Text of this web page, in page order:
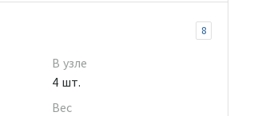
8
В узле
4 шт.
Вес